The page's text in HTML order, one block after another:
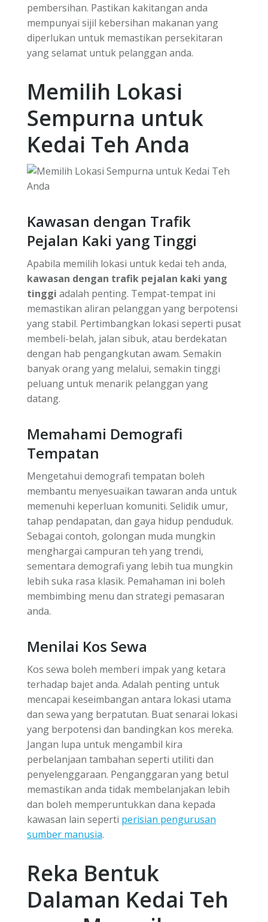
pembersihan. Pastikan kakitangan anda
mempunyai sijil kebersihan makanan yang
diperlukan untuk memastikan persekitaran
yang selamat untuk pelanggan anda.
Memilih Lokasi
Sempurna untuk
Kedai Teh Anda
Kawasan dengan Trafik
Pejalan Kaki yang Tinggi
Apabila memilih lokasi untuk kedai teh anda,
kawasan dengan trafik pejalan kaki yang
tinggi adalah penting. Tempat-tempat ini
memastikan aliran pelanggan yang berpotensi
yang stabil. Pertimbangkan lokasi seperti pusat
membeli-belah, jalan sibuk, atau berdekatan
dengan hab pengangkutan awam. Semakin
banyak orang yang melalui, semakin tinggi
peluang untuk menarik pelanggan yang
datang.
Memahami Demografi
Tempatan
Mengetahui demografi tempatan boleh
membantu menyesuaikan tawaran anda untuk
memenuhi keperluan komuniti. Selidik umur,
tahap pendapatan, dan gaya hidup penduduk.
Sebagai contoh, golongan muda mungkin
menghargai campuran teh yang trendi,
sementara demografi yang lebih tua mungkin
lebih suka rasa klasik. Pemahaman ini boleh
membimbing menu dan strategi pemasaran
anda.
Menilai Kos Sewa
Kos sewa boleh memberi impak yang ketara
terhadap bajet anda. Adalah penting untuk
mencapai keseimbangan antara lokasi utama
dan sewa yang berpatutan. Buat senarai lokasi
yang berpotensi dan bandingkan kos mereka.
Jangan lupa untuk mengambil kira
perbelanjaan tambahan seperti utiliti dan
penyelenggaraan. Penganggaran yang betul
memastikan anda tidak membelanjakan lebih
dan boleh memperuntukkan dana kepada
kawasan lain seperti perisian pengurusan
sumber manusia.
Reka Bentuk
Dalaman Kedai Teh